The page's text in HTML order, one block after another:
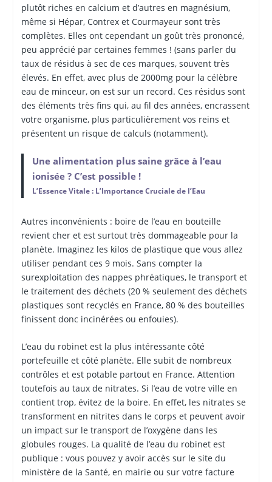
plutôt riches en calcium et d’autres en magnésium,
même si Hépar, Contrex et Courmayeur sont très
complètes. Elles ont cependant un goût très prononcé,
peu apprécié par certaines femmes ! (sans parler du
taux de résidus à sec de ces marques, souvent très
élevés. En effet, avec plus de 2000mg pour la célèbre
eau de minceur, on est sur un record. Ces résidus sont
des éléments très fins qui, au fil des années, encrassent
votre organisme, plus particulièrement vos reins et
présentent un risque de calculs (notamment).
Une alimentation plus saine grâce à l’eau
ionisée ? C’est possible !
L’Essence Vitale : L’Importance Cruciale de l’Eau
Autres inconvénients : boire de l’eau en bouteille
revient cher et est surtout très dommageable pour la
planète. Imaginez les kilos de plastique que vous allez
utiliser pendant ces 9 mois. Sans compter la
surexploitation des nappes phréatiques, le transport et
le traitement des déchets (20 % seulement des déchets
plastiques sont recyclés en France, 80 % des bouteilles
finissent donc incinérées ou enfouies).
L’eau du robinet est la plus intéressante côté
portefeuille et côté planète. Elle subit de nombreux
contrôles et est potable partout en France. Attention
toutefois au taux de nitrates. Si l’eau de votre ville en
contient trop, évitez de la boire. En effet, les nitrates se
transforment en nitrites dans le corps et peuvent avoir
un impact sur le transport de l’oxygène dans les
globules rouges. La qualité de l’eau du robinet est
publique : vous pouvez y avoir accès sur le site du
ministère de la Santé, en mairie ou sur votre facture